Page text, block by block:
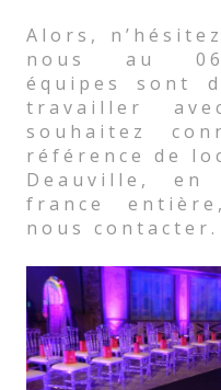
Alors,
nous au
équipes sont
travailler
souhaitez
référence de
Deauville, en
france
nous contacter.